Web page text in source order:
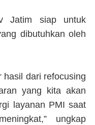
Jatim siap untuk
dibutuhkan oleh
hasil dari refocusing
yang kita akan
layanan PMI saat
ungkap